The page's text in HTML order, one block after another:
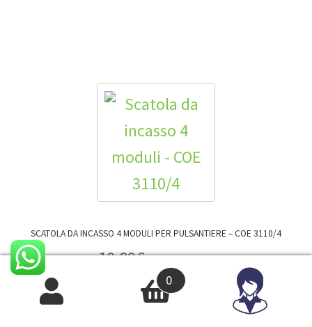
SCATOLA DA INCASSO 4 MODULI PER PULSANTIERE – COE 3110/4
10,89€ IVA INCLUSA
IVA ESCLUSA
0